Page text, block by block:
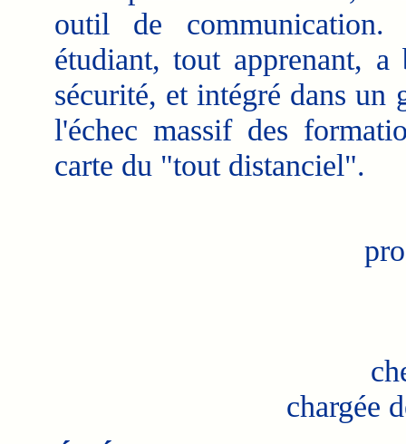
outil de
étudiant, tout apprenant,
sécurité, et intégré dans
l'échec massif des
carte du "tout distanciel".
chargée